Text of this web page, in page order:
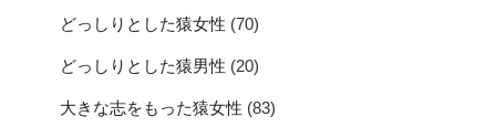
どっしりとした猿女性 (70)
どっしりとした猿男性 (20)
大きな志をもった猿女性 (83)